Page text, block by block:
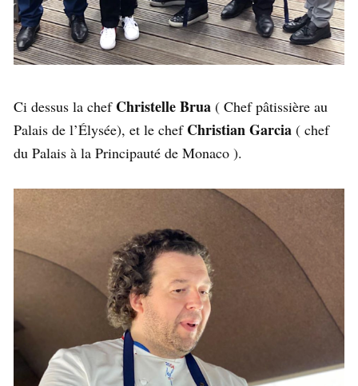
Ci dessus la chef Christelle Brua ( Chef pâtissière au
Palais de l’Élysée), et le chefChristian Garcia ( chef
du Palais à la Principauté de Monaco ).